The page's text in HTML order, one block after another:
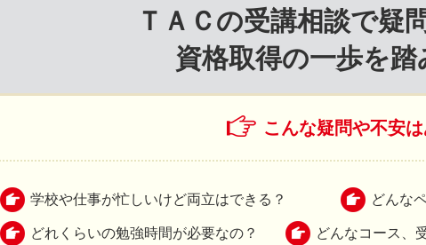
ＴＡＣの受講相談で疑
資格取得の一歩を
こんな疑問や不安
学校や仕事が忙しいけど両立はできる？ どんな
どれくらいの勉強時間が必要なの？ どんなコース、